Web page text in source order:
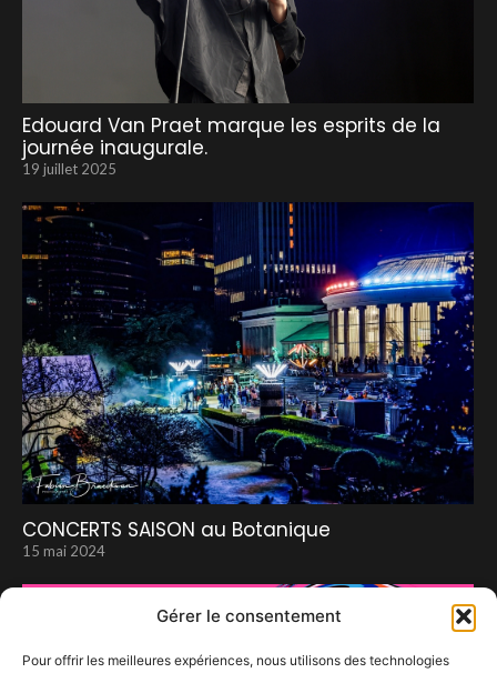
Gérer le consentement
Pour offrir les meilleures expériences, nous utilisons des technologies
Edouard Van Praet marque les esprits de la
journée inaugurale.
19 juillet 2025
CONCERTS SAISON au Botanique
15 mai 2024